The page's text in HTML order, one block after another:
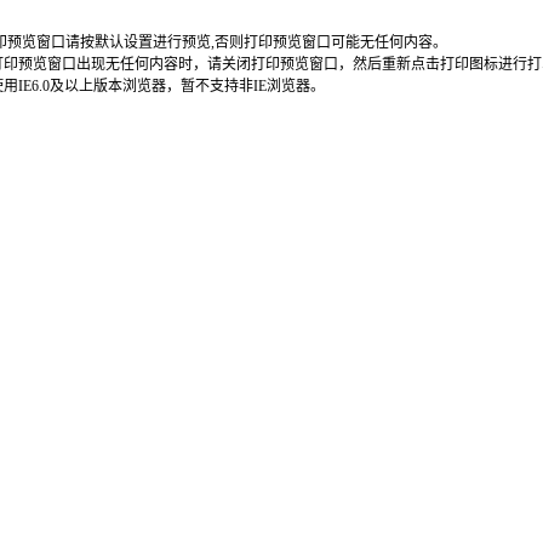
预览窗口请按默认设置进行预览,否则打印预览窗口可能无任何内容。
印预览窗口出现无任何内容时，请关闭打印预览窗口，然后重新点击打印图标进行
用IE6.0及以上版本浏览器，暂不支持非IE浏览器。